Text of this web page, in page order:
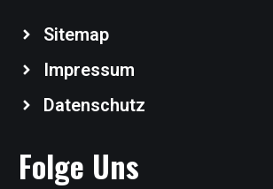
Sitemap
Impressum
Datenschutz
Folge Uns